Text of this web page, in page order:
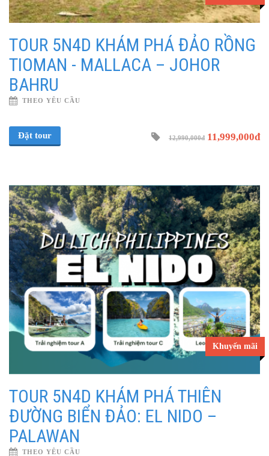
TOUR 5N4D KHÁM PHÁ ĐẢO RỒNG
TIOMAN - MALLACA – JOHOR
BAHRU
THEO YÊU CẦU
Đặt tour 12,990,000đ 11,999,000đ
Khuyến mãi
TOUR 5N4D KHÁM PHÁ THIÊN
ĐƯỜNG BIỂN ĐẢO: EL NIDO –
PALAWAN
THEO YÊU CẦU